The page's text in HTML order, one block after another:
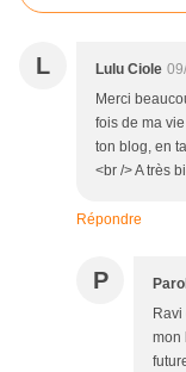
L Lulu Ciole
Merci
fois de ma
ton blog, en
<br /> A très
Répondre
P
mon